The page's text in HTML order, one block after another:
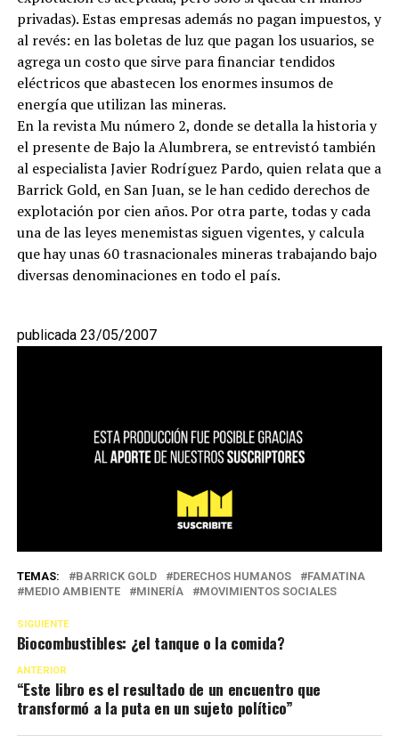
privadas). Estas empresas además no pagan impuestos, y
al revés: en las boletas de luz que pagan los usuarios, se
agrega un costo que sirve para financiar tendidos
eléctricos que abastecen los enormes insumos de
energía que utilizan las mineras.
En la revista Mu número 2, donde se detalla la historia y
el presente de Bajo la Alumbrera, se entrevistó también
al especialista Javier Rodríguez Pardo, quien relata que a
Barrick Gold, en San Juan, se le han cedido derechos de
explotación por cien años. Por otra parte, todas y cada
una de las leyes menemistas siguen vigentes, y calcula
que hay unas 60 trasnacionales mineras trabajando bajo
diversas denominaciones en todo el país.
publicada 23/05/2007
TEMAS: BARRICK GOLD DERECHOS HUMANOS
FAMATINA
MEDIO AMBIENTE
MINERÍA MOVIMIENTOS SOCIALES
SIGUIENTE
Biocombustibles: ¿el tanque o la comida?
ANTERIOR
“Este libro es el resultado de un encuentro que
transformó a la puta en un sujeto político”